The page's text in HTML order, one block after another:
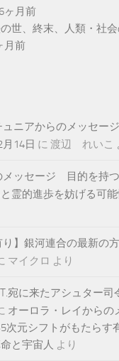
ヶ月前
世、終末、人類・社
月前
ュニアからのメッセー
14日 に 渡辺 れいこ
メッセージ 目的を持
霊的進歩を妨げる可能
り】銀河連合の最新の
マイクロ より
宛に来たアシュター
オーロラ・レイから
元シフトがもたらす
と宇宙人 より